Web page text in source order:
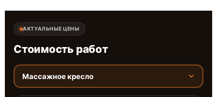
АКТУАЛЬНЫЕ ЦЕНЫ
Стоимость работ
Массажное кресло